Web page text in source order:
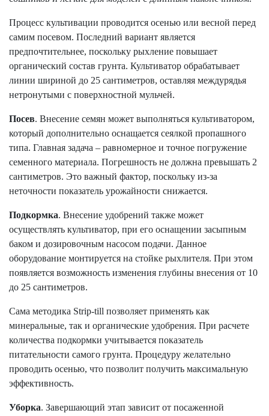
Процесс культивации проводится осенью или весной перед
самим посевом. Последний вариант является
предпочтительнее, поскольку рыхление повышает
органический состав грунта. Культиватор обрабатывает
линии шириной до 25 сантиметров, оставляя междурядья
нетронутыми с поверхностной мульчей.
Посев. Внесение семян может выполняться культиватором,
который дополнительно оснащается сеялкой пропашного
типа. Главная задача – равномерное и точное погружение
семенного материала. Погрешность не должна превышать 2
сантиметров. Это важный фактор, поскольку из-за
неточности показатель урожайности снижается.
Подкормка. Внесение удобрений также может
осуществлять культиватор, при его оснащении засыпным
баком и дозировочным насосом подачи. Данное
оборудование монтируется на стойке рыхлителя. При этом
появляется возможность изменения глубины внесения от 10
до 25 сантиметров.
Сама методика Strip-till позволяет применять как
минеральные, так и органические удобрения. При расчете
количества подкормки учитывается показатель
питательности самого грунта. Процедуру желательно
проводить осенью, что позволит получить максимальную
эффективность.
Уборка. Завершающий этап зависит от посаженной